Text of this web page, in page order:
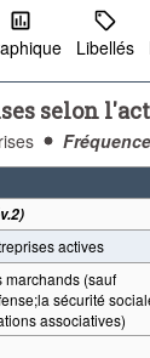
Libellés
selon
actives
marchands (sauf
sécurité
associatives)